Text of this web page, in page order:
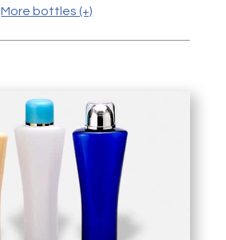
More bottles (+)